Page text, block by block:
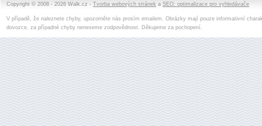
Copyright © 2008 - 2026 Walk.cz - Tvorba webových stránek a SEO: optimalizace pro vyhledávače
V případě, že naleznete chyby, upozorněte nás prosím emailem. Obrázky mají pouze informativní
dovozce, za případné chyby neneseme zodpovědnost. Děkujeme za pochopení.